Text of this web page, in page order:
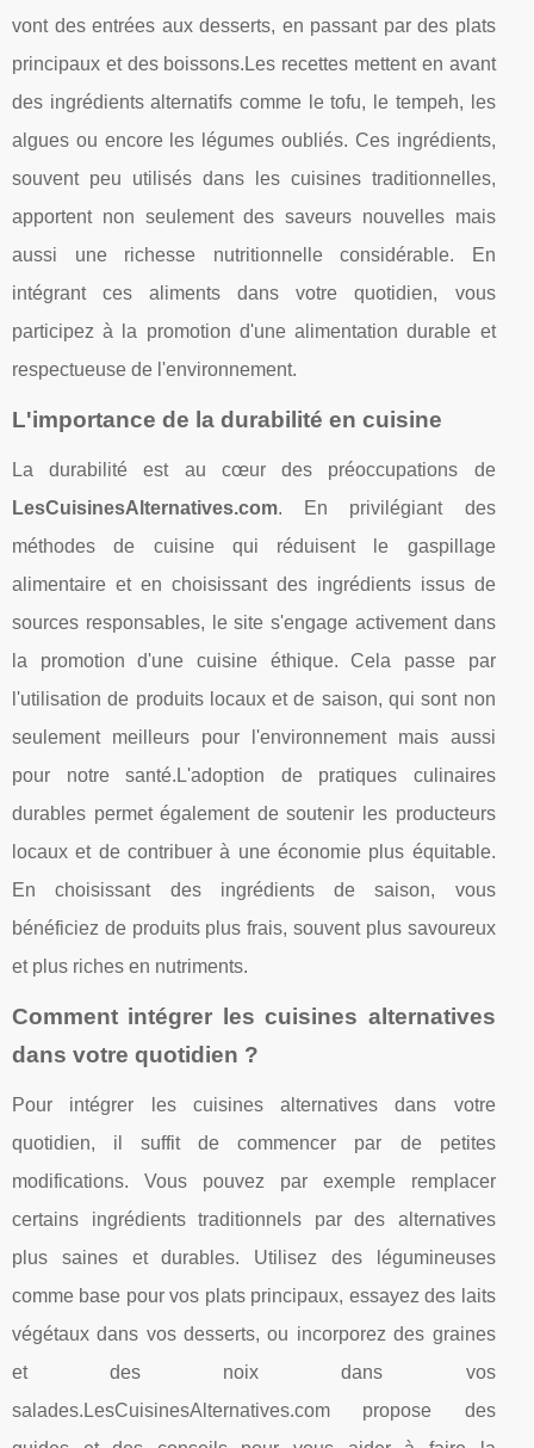
vont des entrées aux desserts, en passant par des plats
principaux et des boissons.Les recettes mettent en avant
des ingrédients alternatifs comme le tofu, le tempeh, les
algues ou encore les légumes oubliés. Ces ingrédients,
souvent peu utilisés dans les cuisines traditionnelles,
apportent non seulement des saveurs nouvelles mais
aussi une richesse nutritionnelle considérable. En
intégrant ces aliments dans votre quotidien, vous
participez à la promotion d'une alimentation durable et
respectueuse de l'environnement.
L'importance de la durabilité en cuisine
La durabilité est au cœur des préoccupations de
LesCuisinesAlternatives.com. En privilégiant des
méthodes de cuisine qui réduisent le gaspillage
alimentaire et en choisissant des ingrédients issus de
sources responsables, le site s'engage activement dans
la promotion d'une cuisine éthique. Cela passe par
l'utilisation de produits locaux et de saison, qui sont non
seulement meilleurs pour l'environnement mais aussi
pour notre santé.L'adoption de pratiques culinaires
durables permet également de soutenir les producteurs
locaux et de contribuer à une économie plus équitable.
En choisissant des ingrédients de saison, vous
bénéficiez de produits plus frais, souvent plus savoureux
et plus riches en nutriments.
Comment intégrer les cuisines alternatives
dans votre quotidien ?
Pour intégrer les cuisines alternatives dans votre
quotidien, il suffit de commencer par de petites
modifications. Vous pouvez par exemple remplacer
certains ingrédients traditionnels par des alternatives
plus saines et durables. Utilisez des légumineuses
comme base pour vos plats principaux, essayez des laits
végétaux dans vos desserts, ou incorporez des graines
et des noix dans vos
salades.LesCuisinesAlternatives.com propose des